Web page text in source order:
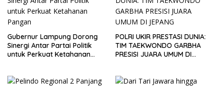
Gubernur Lampung Dorong
Sinergi Antar Partai Politik
untuk Perkuat Ketahanan
POLRI UKIR PRESTASI DUNIA:
TIM TAEKWONDO GARBHA
PRESISI JUARA UMUM DI